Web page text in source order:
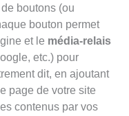
boutons (ou
bouton permet
et le média-relais
etc.) pour
dit, en ajoutant
page de votre site
contenus par vos